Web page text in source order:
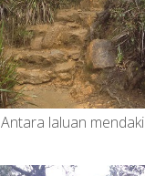
Antara laluan mendaki